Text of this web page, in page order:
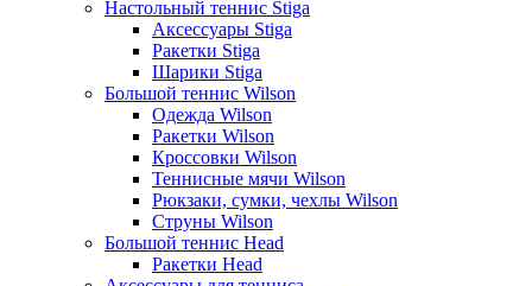
Настольный теннис Stiga
Аксессуары Stiga
Ракетки Stiga
Шарики Stiga
Большой теннис Wilson
Одежда Wilson
Ракетки Wilson
Кроссовки Wilson
Теннисные мячи Wilson
Рюкзаки, сумки, чехлы Wilson
Струны Wilson
Большой теннис Head
Ракетки Head